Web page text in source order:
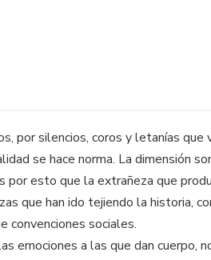
por silencios, coros y letanías
se hace norma. La dimensión
esto que la extrañeza que
que han ido tejiendo la historia,
convenciones sociales.
emociones a las que dan cuerpo,